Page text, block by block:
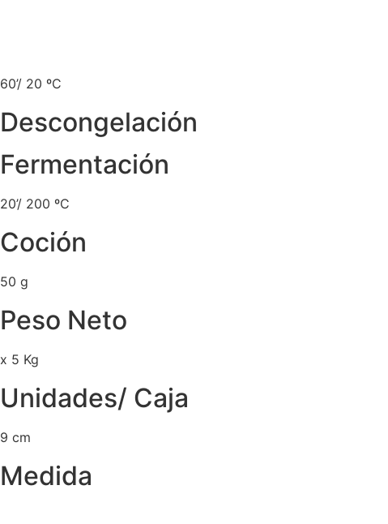
60’/ 20 ºC
Descongelación
Fermentación
20’/ 200 ºC
Coción
50 g
Peso Neto
x 5 Kg
Unidades/ Caja
9 cm
Medida